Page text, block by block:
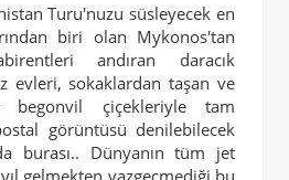
Turu'nuzu süsleyecek en
biri olan Mykonos'tan
andıran daracık
evleri, sokaklardan taşan ve
çiçekleriyle tam
görüntüsü denilebilecek
burası.. Dünyanın tüm jet
gelmekten vazgeçmediği bu